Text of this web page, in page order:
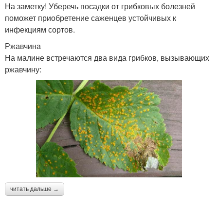
На заметку! Уберечь посадки от грибковых болезней
поможет приобретение саженцев устойчивых к
инфекциям сортов.
Ржавчина
На малине встречаются два вида грибков, вызывающих
ржавчину:
читать дальше →